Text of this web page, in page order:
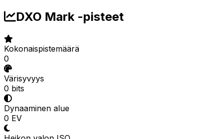
DXO Mark -pisteet
Kokonaispistemäärä
0
Värisyvyys
0 bits
Dynaaminen alue
0 EV